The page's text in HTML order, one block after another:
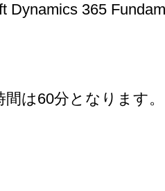
365
は60分となります